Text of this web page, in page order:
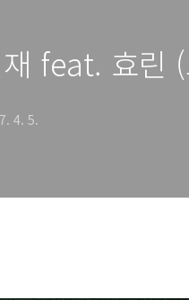
feat. 효린
4. 5.